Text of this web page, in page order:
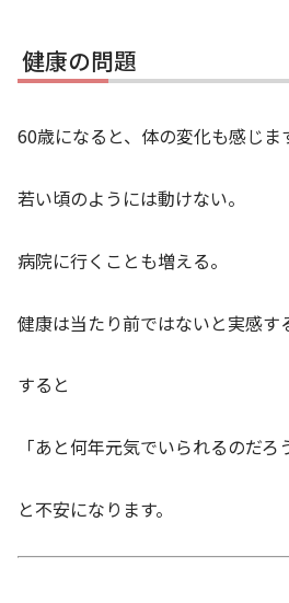
健康の問題
60歳になると、体の変化も感じま
若い頃のようには動けない。
病院に行くことも増える。
健康は当たり前ではないと実感す
すると
「あと何年元気でいられるのだろ
と不安になります。